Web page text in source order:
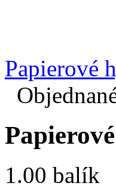
Papierové
1.00 balík